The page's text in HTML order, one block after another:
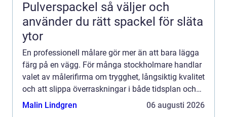
Pulverspackel så väljer och
använder du rätt spackel för släta
ytor
En professionell målare gör mer än att bara lägga
färg på en vägg. För många stockholmare handlar
valet av målerifirma om trygghet, långsiktig kvalitet
och att slippa överraskningar i både tidsplan och
budget. En genomtänkt målning kan förlänga
Malin Lindgren 06 augusti 2026